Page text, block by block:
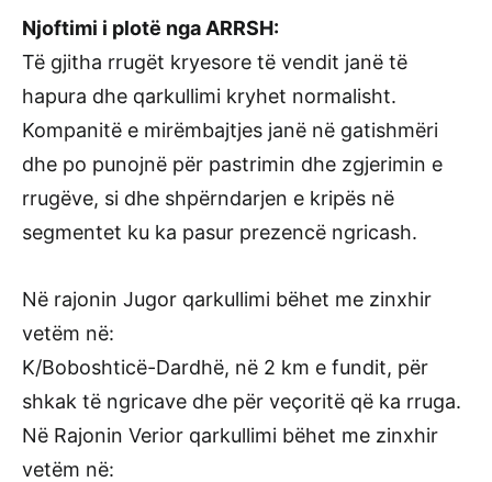
Njoftimi i plotë nga ARRSH:
Të gjitha rrugët kryesore të vendit janë të
hapura dhe qarkullimi kryhet normalisht.
Kompanitë e mirëmbajtjes janë në gatishmëri
dhe po punojnë për pastrimin dhe zgjerimin e
rrugëve, si dhe shpërndarjen e kripës në
segmentet ku ka pasur prezencë ngricash.
Në rajonin Jugor qarkullimi bëhet me zinxhir
vetëm në:
K/Boboshticë-Dardhë, në 2 km e fundit, për
shkak të ngricave dhe për veçoritë që ka rruga.
Në Rajonin Verior qarkullimi bëhet me zinxhir
vetëm në: